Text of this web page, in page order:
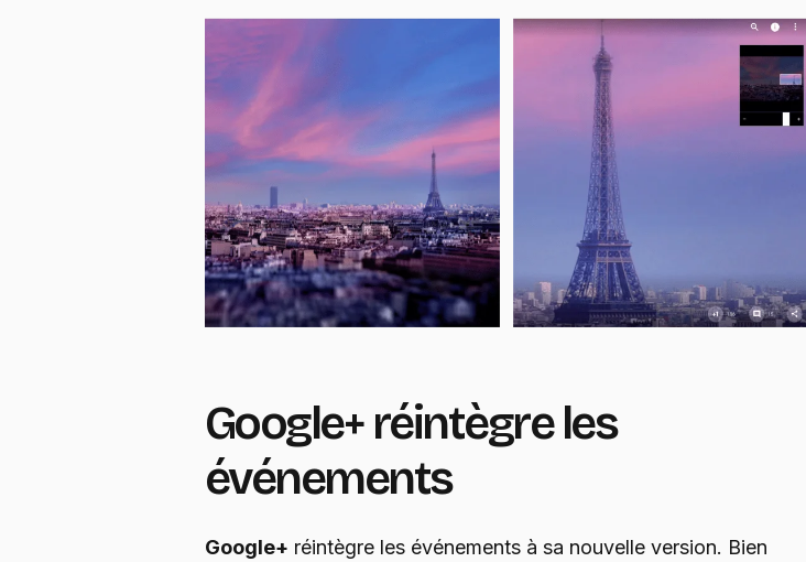
Google+ réintègre les
événements
Google+ réintègre les événements à sa nouvelle version. Bien